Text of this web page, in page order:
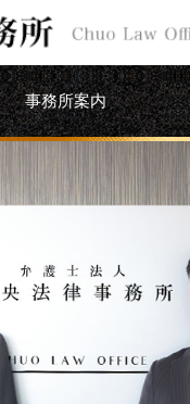
事務所案内